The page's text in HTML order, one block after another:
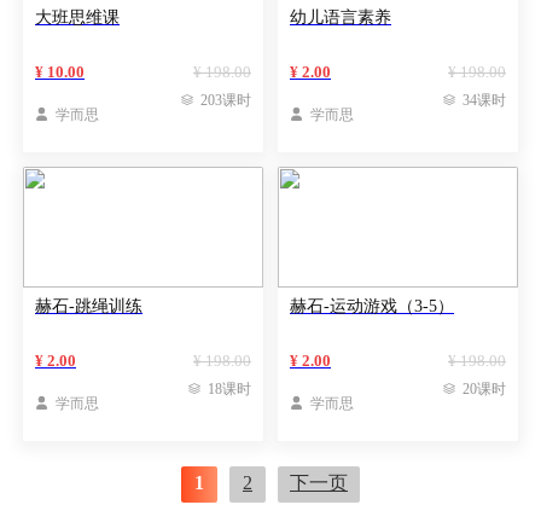
大班思维课
¥ 198.00
¥ 10.00
 学而思
 203课时
幼儿语言素养
¥ 198.00
¥ 2.00
 学而思
 34课时
赫石-跳绳训练
¥ 198.00
¥ 2.00
 学而思
 18课时
赫石-运动游戏（3-5）
¥ 198.00
¥ 2.00
 学而思
 20课时
1 2 下一页